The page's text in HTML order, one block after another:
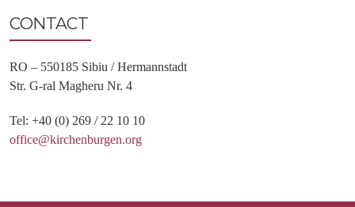
CONTACT
RO – 550185 Sibiu / Hermannstadt
Str. G-ral Magheru Nr. 4
Tel: +40 (0) 269 / 22 10 10
office@kirchenburgen.org